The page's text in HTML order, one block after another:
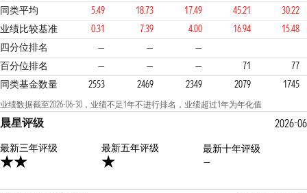
同类平均
5.49 18.73 17.49 45.21
30.22
业绩比较基准
0.31 7.39 4.00 16.94
15.48
四分位排名
— — —
3 4 4
百分位排名 — — — 71
77
同类基金数量
2553 2469 2349 2079 1745
业绩数据截至2026-06-30，业绩不足1年不进行排名，业绩超过1年为年化值
晨星评级 2026-06
最新三年评级 最新五年评级
最新十年评级
—